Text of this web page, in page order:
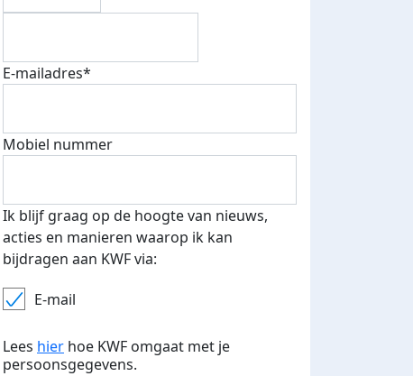
E-mailadres*
Mobiel nummer
Ik blijf graag op de hoogte van nieuws,
acties en manieren waarop ik kan
bijdragen aan KWF via:
E-mail
Lees hier hoe KWF omgaat met je
persoonsgegevens.